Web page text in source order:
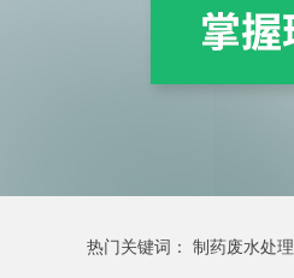
热门关键词： 制药废水处理